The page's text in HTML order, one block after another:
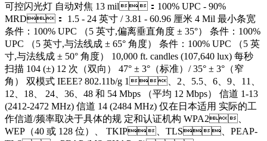
可控闪光灯 自动对焦 13 mil：100% UPC - 90%
MRD： 1.5 - 24 英寸 / 3.81 - 60.96 厘米 4 Mil 最小条宽
条件：100% UPC （5 英寸,偏离垂直角度 ± 35°） 条件：100%
UPC （5 英寸,与法线成 ± 65° 角度） 条件：100% UPC （5 英
寸,与法线成 ± 50° 角度） 10,000 ft. candles (107,640 lux) 每秒
扫描 104 (±) 12 次（双向） 47° ± 3°（标准）/ 35° ± 3°（窄
角） 双模式 IEEE? 802.11b/g 1、2、5.5、6、9、11、
12、18、 24、36、48 和 54 Mbps （平均 12 Mbps） 信道 1-13
(2412-2472 MHz) 信道 14 (2484 MHz) 仅在日本适用 实际的工
作信道/频率取决于具体的规 定和认证机构 WPA2、
WEP（40 或 128 位）、 TKIP、TLS、PEAP-